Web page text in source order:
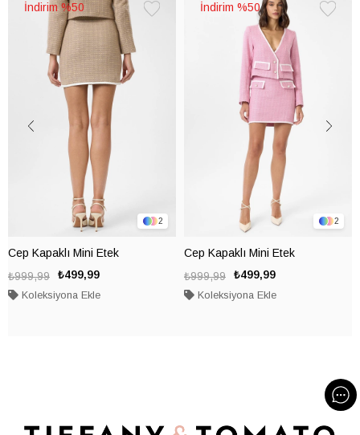
2
Cep Kapaklı Mini Etek
₺499,99
₺999,99
Koleksiyona Ekle
%50
2
Cep Kapaklı Mini Etek
₺499,99
₺999,99
Koleksiyona Ekle
%50